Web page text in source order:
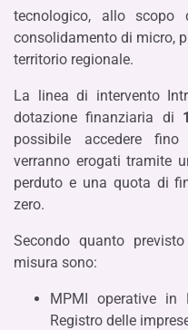
tecnologico, allo
consolidamento di micro,
territorio regionale.
La linea di intervento
dotazione finanziaria di
possibile accedere
verranno erogati tramite
perduto e una quota di
zero.
Secondo quanto
misura sono:
MPMI operative in
Registro delle